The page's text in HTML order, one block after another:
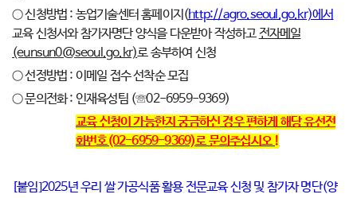
○ 신청방법 : 농업기술센터 홈페이지(http://agro.seoul.go.kr)에서
교육 신청서와 참가자명단 양식을 다운받아 작성하고전자메일
(eunsun0@seoul.go.kr)로 송부하여 신청
○ 선정방법 : 이메일 접수 선착순 모집
○ 문의전화 : 인재육성팀 (☏02-6959-9369)
교육 신청이 가능한지 궁금하신 경우 편하게 해당 유선전
화번호(02-6959-9369)로 문의주십시오 !
[붙임]2025년 우리 쌀 가공식품 활용 전문교육 신청 및 참가자 명단(양